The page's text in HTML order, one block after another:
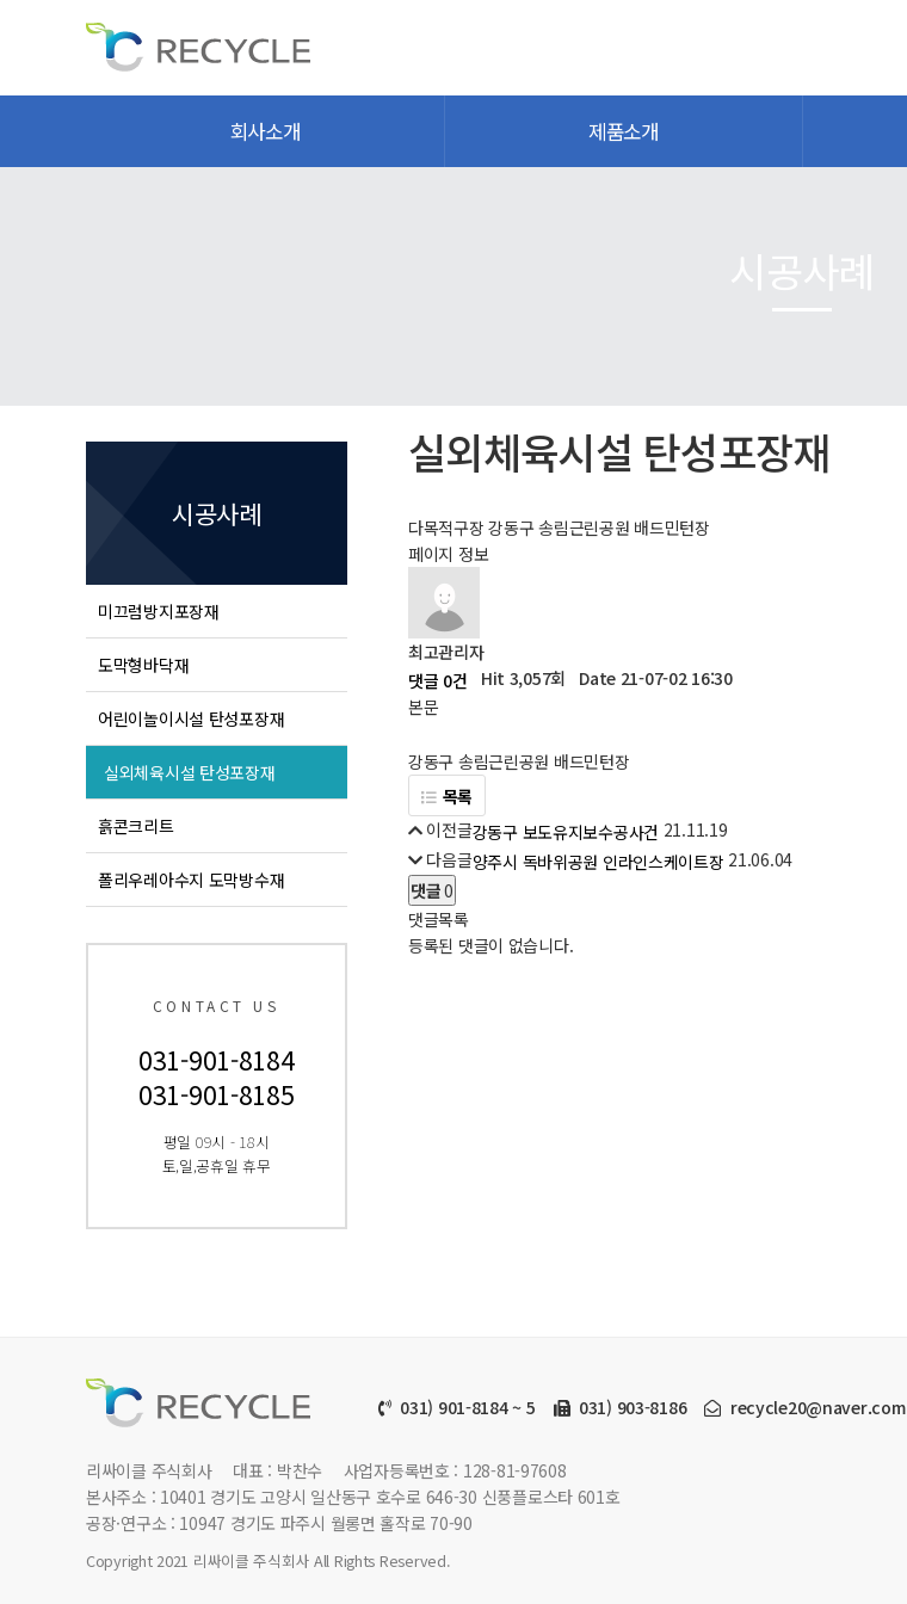
회사소개 제품소개
시공사례
미끄럼방지포장재
도막형바닥재
어린이놀이시설 탄성포장재
실외체육시설 탄성포장재
흙콘크리트
폴리우레아수지 도막방수재
CONTACT US
031-901-8184
031-901-8185
평일 09시 - 18시
토,일,공휴일 휴무
실외체육시설 탄성포장재
다목적구장 강동구 송림근린공원 배드민턴장
페이지 정보
최고관리자
댓글 0건
Hit 3,057회
Date 21-07-02 16:30
본문
강동구 송림근린공원 배드민턴장
목록
이전글강동구 보도유지보수공사건 21.11.19
다음글양주시 독바위공원 인라인스케이트장 21.06.04
댓글0
댓글목록
등록된 댓글이 없습니다.
031) 901-8184 ~ 5 031) 903-8186 recycle20@naver.com
리싸이클 주식회사 대표 : 박찬수
사업자등록번호 : 128-81-97608
본사주소 : 10401 경기도 고양시 일산동구 호수로 646-30 신풍플로스타 601호
공장·연구소 : 10947 경기도 파주시 월롱면 홀작로 70-90
Copyright 2021 리싸이클 주식회사 All Rights Reserved.